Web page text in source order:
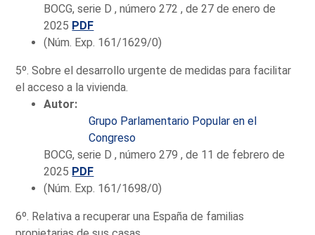
BOCG, serie D , número 272 , de 27 de enero de
2025 PDF
(Núm. Exp. 161/1629/0)
5º. Sobre el desarrollo urgente de medidas para facilitar
el acceso a la vivienda.
Autor:
Grupo Parlamentario Popular en el
Congreso
BOCG, serie D , número 279 , de 11 de febrero de
2025 PDF
(Núm. Exp. 161/1698/0)
6º. Relativa a recuperar una España de familias